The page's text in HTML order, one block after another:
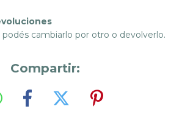
cambiarlo por otro o devolverlo.
Compartir: